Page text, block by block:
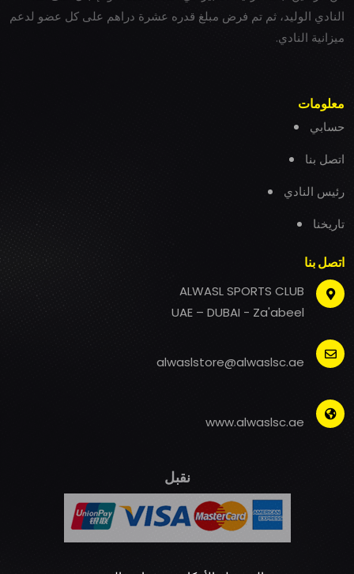
النادي الوليد، ثم تم فرض مبلغ قدره عشرة دراهم على كل عضو لدعم
ميزانية النادي.
معلومات
حسابي
اتصل بنا
رئيس النادي
تاريخنا
اتصل بنا
ALWASL SPORTS CLUB
UAE – DUBAI - Za'abeel
alwaslstore@alwaslsc.ae
www.alwaslsc.ae
نقبل